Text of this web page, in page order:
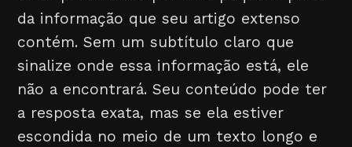
da informação que seu artigo extenso
contém. Sem um subtítulo claro que
sinalize onde essa informação está, ele
não a encontrará. Seu conteúdo pode ter
a resposta exata, mas se ela estiver
escondida no meio de um texto longo e